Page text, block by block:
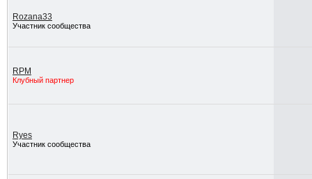
Rozana33
Участник сообщества
RPM
Клубный партнер
Ryes
Участник сообщества